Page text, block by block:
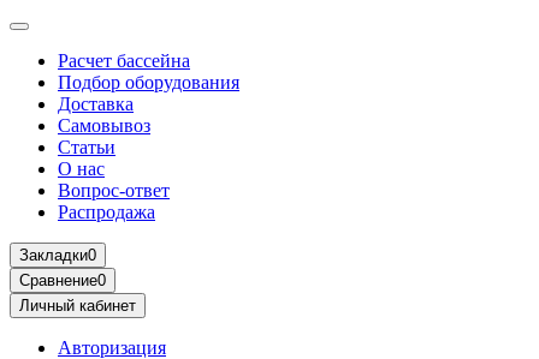
Расчет бассейна
Подбор оборудования
Доставка
Самовывоз
Статьи
О нас
Вопрос-ответ
Распродажа
Закладки0
Сравнение0
Личный кабинет
Авторизация